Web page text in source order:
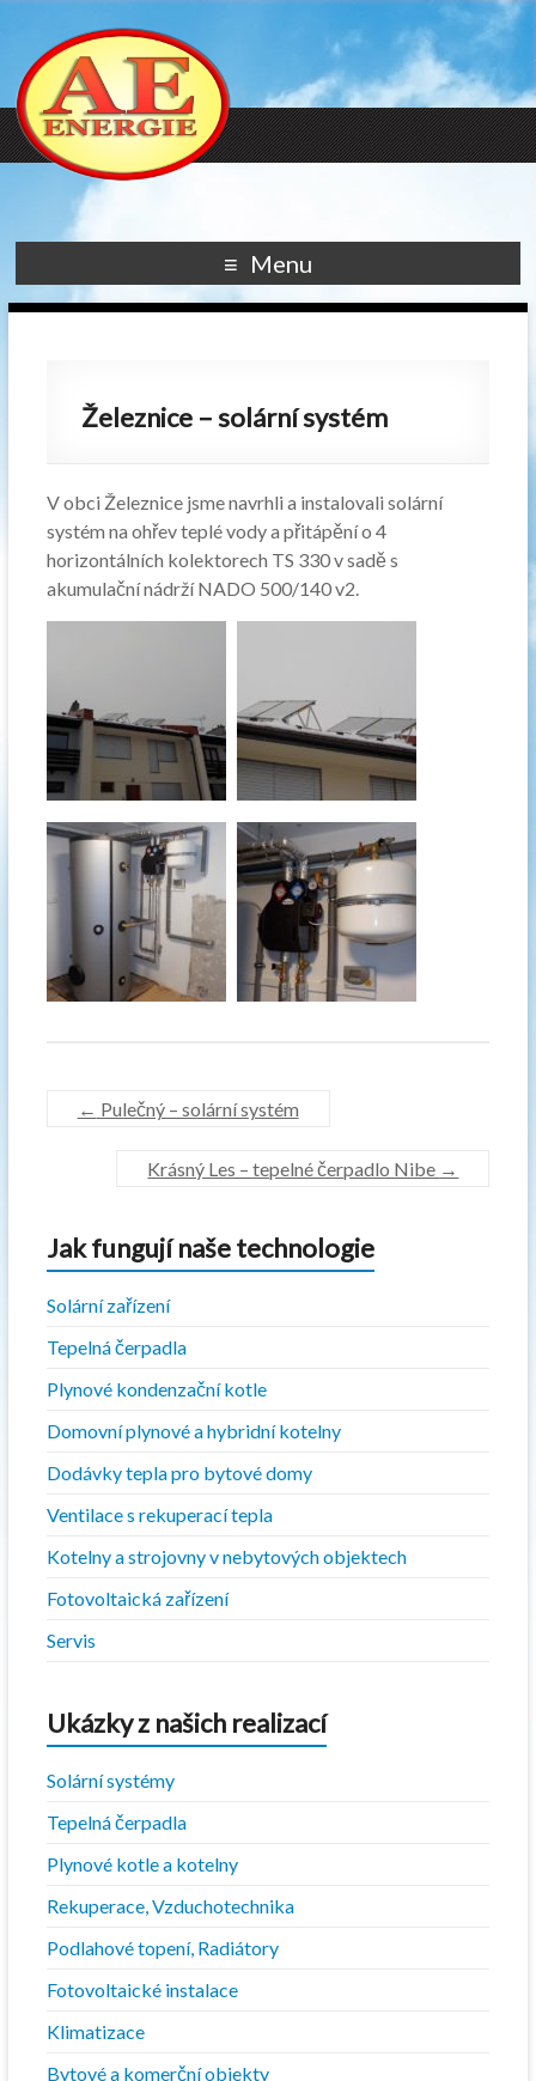
Menu
Železnice – solární systém
V obci Železnice jsme navrhli a instalovali solární
systém na ohřev teplé vody a přitápění o 4
horizontálních kolektorech TS 330 v sadě s
akumulační nádrží NADO 500/140 v2.
← Pulečný – solární systém
Krásný Les – tepelné čerpadlo Nibe →
Jak fungují naše technologie
Solární zařízení
Tepelná čerpadla
Plynové kondenzační kotle
Domovní plynové a hybridní kotelny
Dodávky tepla pro bytové domy
Ventilace s rekuperací tepla
Kotelny a strojovny v nebytových objektech
Fotovoltaická zařízení
Servis
Ukázky z našich realizací
Solární systémy
Tepelná čerpadla
Plynové kotle a kotelny
Rekuperace, Vzduchotechnika
Podlahové topení, Radiátory
Fotovoltaické instalace
Klimatizace
Bytové a komerční objekty